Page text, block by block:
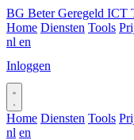
BG Beter Geregeld ICT
Home Diensten Tools
nl en
Inloggen
Home Diensten Tools
nl en